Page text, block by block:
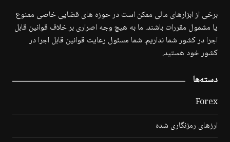
برخی از ابزارهای مالی ممکن است در حوزه های قضایی خاصی ممنوع
یا مشمول مقررات باشند. ما به هیچ وجه اصراری بر خلاف قوانین قابل
اجرا در کشور شما نداریم. شما مسئول رعایت قوانین قابل اجرا در
کشور خود هستید.
دسته‌ها
Forex
ارزهای رمزنگاری شده